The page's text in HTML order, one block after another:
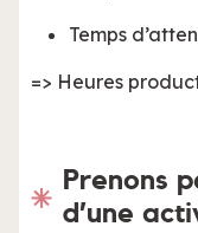
Temps
=> Heures
Prenons
d’une